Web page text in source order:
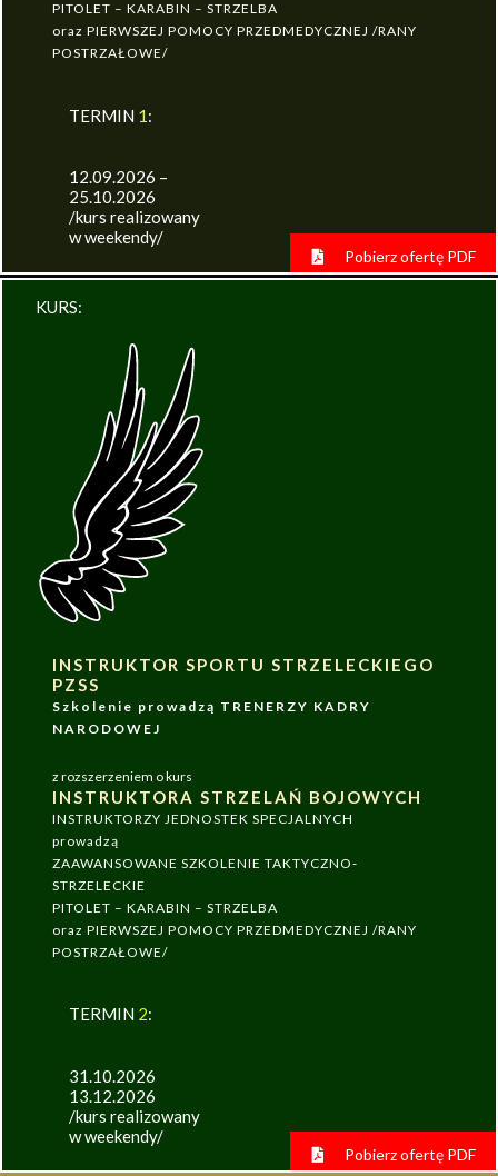
PITOLET – KARABIN – STRZELBA
oraz PIERWSZEJ POMOCY PRZEDMEDYCZNEJ /RANY
POSTRZAŁOWE/
TERMIN 1:
12.09.2026 –
25.10.2026
/kurs realizowany
w weekendy/
Pobierz ofertę PDF
KURS:
INSTRUKTOR SPORTU STRZELECKIEGO
PZSS
Szkolenie prowadzą TRENERZY KADRY
NARODOWEJ
z rozszerzeniem o kurs
INSTRUKTORA STRZELAŃ BOJOWYCH
INSTRUKTORZY JEDNOSTEK SPECJALNYCH
prowadzą
ZAAWANSOWANE SZKOLENIE TAKTYCZNO-
STRZELECKIE
PITOLET – KARABIN – STRZELBA
oraz PIERWSZEJ POMOCY PRZEDMEDYCZNEJ /RANY
POSTRZAŁOWE/
TERMIN 2:
31.10.2026
13.12.2026
/kurs realizowany
w weekendy/
Pobierz ofertę PDF